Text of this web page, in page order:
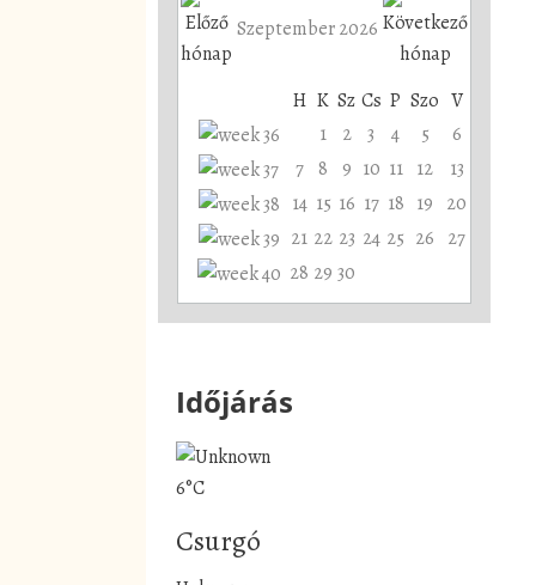
Szeptember 2026
H K Sz Cs P Szo V
1
2 3 4 5
6
7 8 9 10 11 12
13
14 15 16 17 18 19 20
21 22 23 24 25 26 27
28 29 30
Időjárás
6°C
Csurgó